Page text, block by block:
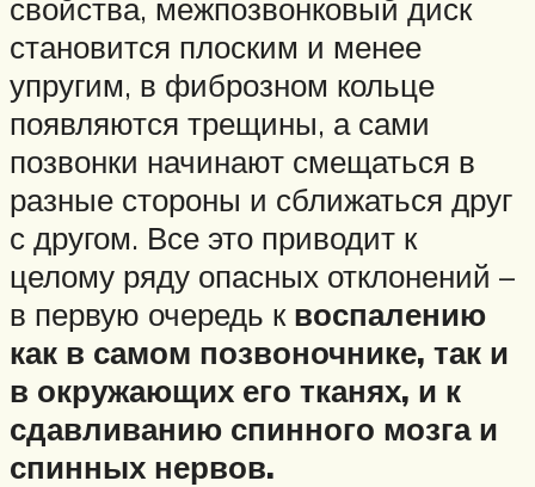
свойства, межпозвонковый диск
становится плоским и менее
упругим, в фиброзном кольце
появляются трещины, а сами
позвонки начинают смещаться в
разные стороны и сближаться друг
с другом. Все это приводит к
целому ряду опасных отклонений –
в первую очередь к воспалению
как в самом позвоночнике, так и
в окружающих его тканях, и к
сдавливанию спинного мозга и
спинных нервов.